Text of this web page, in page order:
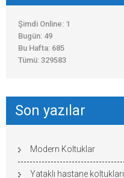
Şimdi Online: 1
Bugün: 49
Bu Hafta: 685
Tümü: 329583
Son yazılar
Modern Koltuklar
Yataklı hastane koltukları